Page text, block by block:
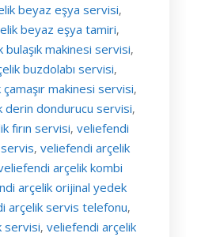
beyaz eşya servisi,
beyaz eşya tamiri,
makinesi servisi,
buzdolabı servisi,
makinesi servisi,
derin dondurucu servisi,
fırın servisi, veliefendi
, veliefendi arçelik
arçelik kombi
arçelik orijinal yedek
arçelik servis telefonu,
servisi, veliefendi arçelik